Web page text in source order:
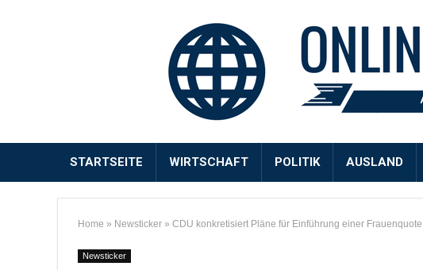
STARTSEITE WIRTSCHAFT POLITIK AUSLAND
Home » Newsticker » CDU konkretisiert Pläne für Einführung einer
Newsticker